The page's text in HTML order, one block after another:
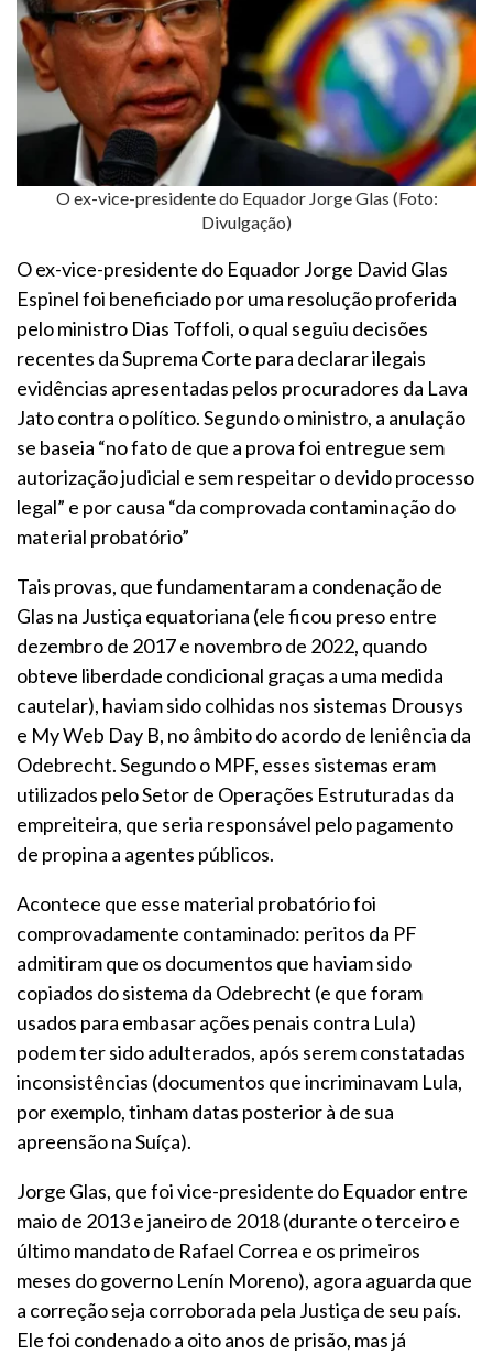
O ex-vice-presidente do Equador Jorge Glas (Foto:
Divulgação)
O ex-vice-presidente do Equador Jorge David Glas
Espinel foi beneficiado por uma resolução proferida
pelo ministro Dias Toffoli, o qual seguiu decisões
recentes da Suprema Corte para declarar ilegais
evidências apresentadas pelos procuradores da Lava
Jato contra o político. Segundo o ministro, a anulação
se baseia “no fato de que a prova foi entregue sem
autorização judicial e sem respeitar o devido processo
legal” e por causa “da comprovada contaminação do
material probatório”
Tais provas, que fundamentaram a condenação de
Glas na Justiça equatoriana (ele ficou preso entre
dezembro de 2017 e novembro de 2022, quando
obteve liberdade condicional graças a uma medida
cautelar), haviam sido colhidas nos sistemas Drousys
e My Web Day B, no âmbito do acordo de leniência da
Odebrecht. Segundo o MPF, esses sistemas eram
utilizados pelo Setor de Operações Estruturadas da
empreiteira, que seria responsável pelo pagamento
de propina a agentes públicos.
Acontece que esse material probatório foi
comprovadamente contaminado: peritos da PF
admitiram que os documentos que haviam sido
copiados do sistema da Odebrecht (e que foram
usados para embasar ações penais contra Lula)
podem ter sido adulterados, após serem constatadas
inconsistências (documentos que incriminavam Lula,
por exemplo, tinham datas posterior à de sua
apreensão na Suíça).
Jorge Glas, que foi vice-presidente do Equador entre
maio de 2013 e janeiro de 2018 (durante o terceiro e
último mandato de Rafael Correa e os primeiros
meses do governo Lenín Moreno), agora aguarda que
a correção seja corroborada pela Justiça de seu país.
Ele foi condenado a oito anos de prisão, mas já